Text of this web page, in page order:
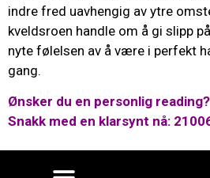
indre fred uavhengig av ytre
kveldsroen handle om å gi slipp
nyte følelsen av å være i perfekt
gang.
Ønsker du en personlig reading?
Snakk med en klarsynt nå: